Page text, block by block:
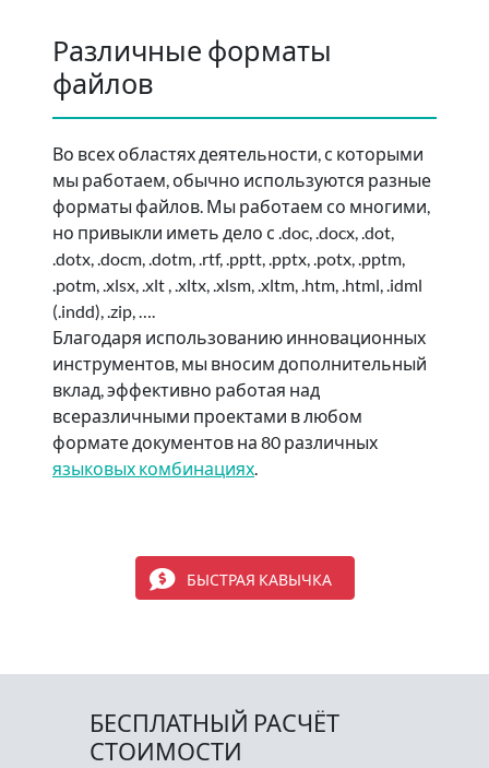
Различные форматы
файлов
Во всех областях деятельности, с которыми
мы работаем, обычно используются разные
форматы файлов. Мы работаем со многими,
но привыкли иметь дело с .doc, .docx, .dot,
.dotx, .docm, .dotm, .rtf, .pptt, .pptx, .potx, .pptm,
.potm, .xlsx, .xlt , .xltx, .xlsm, .xltm, .htm, .html, .idml
(.indd), .zip, ….
Благодаря использованию инновационных
инструментов, мы вносим дополнительный
вклад, эффективно работая над
всеразличными проектами в любом
формате документов на 80 различных
языковых комбинациях.
БЫСТРАЯ КАВЫЧКА
БЕСПЛАТНЫЙ РАСЧЁТ
СТОИМОСТИ